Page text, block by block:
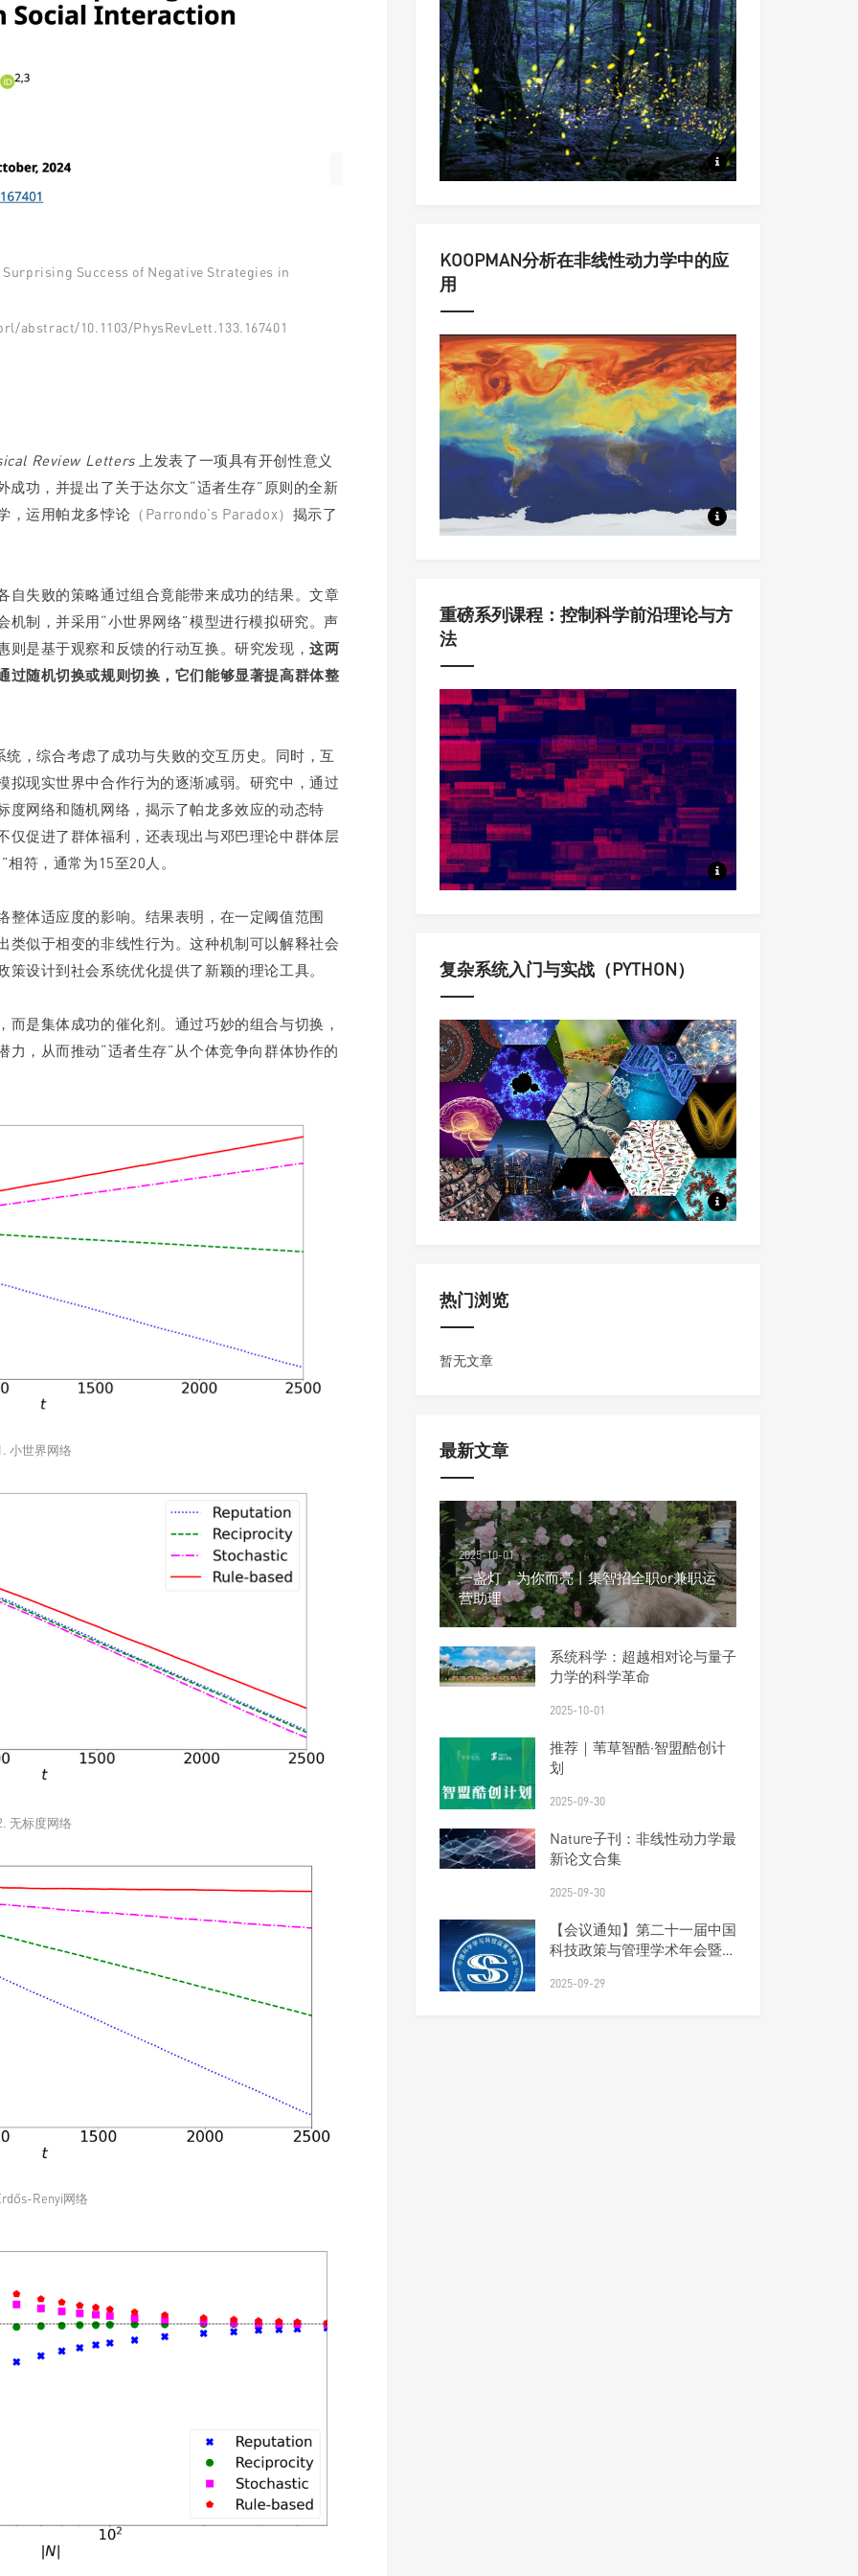
Success of Negative Strategies in
abstract/10.1103/PhysRevLett.133.167401
Review Letters 上发表了一项具有开创性意义
成功，并提出了关于达尔文“适者生存”原则的全新
，运用帕龙多悖论 （Parrondo’s Paradox） 揭示了
自失败的策略通过组合竟能带来成功的结果。文章
制，并采用“小世界网络”模型进行模拟研究。声
则是基于观察和反馈的行动互换。研究发现，这两
过随机切换或规则切换，它们能够显著提高群体整
，综合考虑了成功与失败的交互历史。同时，互
拟现实世界中合作行为的逐渐减弱。研究中，通过
度网络和随机网络，揭示了帕龙多效应的动态特
仅促进了群体福利，还表现出与邓巴理论中群体层
符，通常为15至20人。
整体适应度的影响。结果表明，在一定阈值范围
类似于相变的非线性行为。这种机制可以解释社会
设计到社会系统优化提供了新颖的理论工具。
是集体成功的催化剂。通过巧妙的组合与切换，
，从而推动“适者生存”从个体竞争向群体协作的
小世界网络
无标度网络
Renyi网络
从同步到集群，从动力系统到
KOOPMAN分析在非线性动力学中的应
用
本系列课程中，将从Koopman
重磅系列课程：控制科学前沿理论与方
法
定量认识与科学调控复杂动态
复杂系统入门与实战（PYTHON）
科学家用来理解复杂系统的思
热门浏览
暂无文章
最新文章
2025-10-01
一盏灯，为你而亮丨集智招全职or兼职运
营助理
系统科学：超越相对论与量子
力学的科学革命
2025-10-01
推荐｜苇草智酷·智盟酷创计
划
2025-09-30
Nature子刊：非线性动力学最
新论文合集
2025-09-30
【会议通知】第二十一届中国
科技政策与管理学术年会暨研
2025-09-29